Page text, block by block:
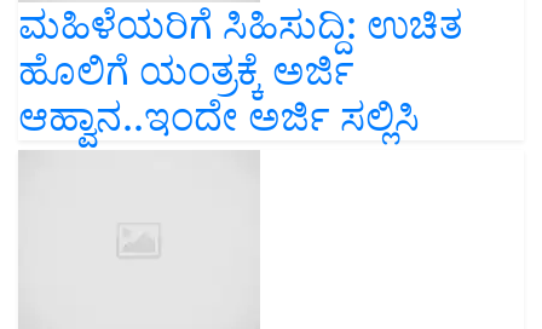
ಮಹಿಳೆಯರಿಗೆ ಸಿಹಿಸುದ್ದಿ: ಉಚಿತ
ಹೊಲಿಗೆ ಯಂತ್ರಕ್ಕೆ ಅರ್ಜಿ
ಆಹ್ವಾನ..ಇಂದೇ ಅರ್ಜಿ ಸಲ್ಲಿಸಿ